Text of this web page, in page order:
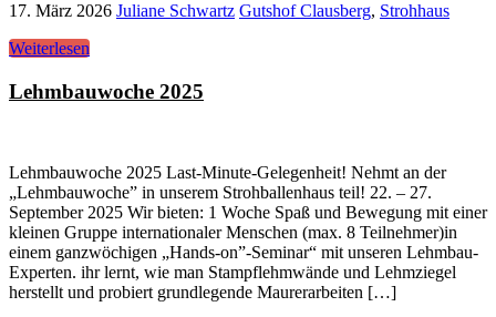
17. März 2026 Juliane Schwartz Gutshof Clausberg, Strohhaus
Weiterlesen
Lehmbauwoche 2025
Lehmbauwoche 2025 Last-Minute-Gelegenheit! Nehmt an der
„Lehmbauwoche” in unserem Strohballenhaus teil! 22. – 27.
September 2025 Wir bieten: 1 Woche Spaß und Bewegung mit einer
kleinen Gruppe internationaler Menschen (max. 8 Teilnehmer)in
einem ganzwöchigen „Hands-on”-Seminar“ mit unseren Lehmbau-
Experten. ihr lernt, wie man Stampflehmwände und Lehmziegel
herstellt und probiert grundlegende Maurerarbeiten […]